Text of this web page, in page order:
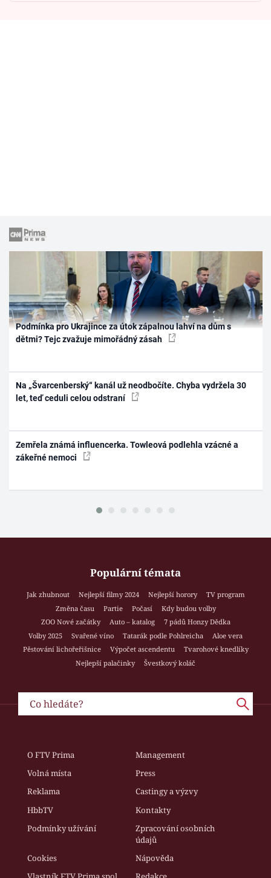
Podmínka pro Ukrajince za útok zápalnou lahví na dům s
dětmi? Tejc zvažuje mimořádný zásah
Na „Švarcenberský“ kanál už neodbočíte. Chyba vydržela 30
let, teď ceduli celou odstraní
Zemřela známá influencerka. Towleová podlehla vzácné a
zákeřné nemoci
Populární témata
Jak zhubnout Nejlepší filmy 2024 Nejlepší horory
TV program
Změna času
Partie Počasí
Kdy budou volby
ZOO Nové začátky
Auto – katalog
7 pádů Honzy Dědka
Volby 2025
Svařené víno Tatarák podle Pohlreicha
Aloe vera
Pěstování lichořeřišnice
Výpočet ascendentu
Tvarohové knedlíky
Nejlepší palačinky
Švestkový koláč
O FTV Prima
Management
Volná místa
Press
Reklama
Castingy a výzvy
HbbTV
Kontakty
Podmínky užívání
Zpracování osobních
údajů
Cookies
Nápověda